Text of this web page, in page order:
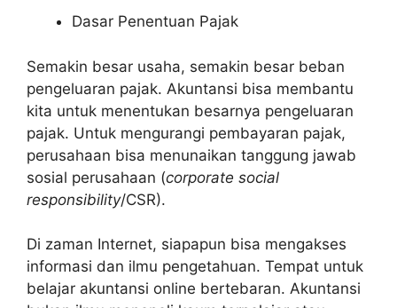
Dasar Penentuan Pajak
Semakin besar usaha, semakin besar beban
pengeluaran pajak. Akuntansi bisa membantu
kita untuk menentukan besarnya pengeluaran
pajak. Untuk mengurangi pembayaran pajak,
perusahaan bisa menunaikan tanggung jawab
sosial perusahaan (corporate social
responsibility/CSR).
Di zaman Internet, siapapun bisa mengakses
informasi dan ilmu pengetahuan. Tempat untuk
belajar akuntansi online bertebaran. Akuntansi